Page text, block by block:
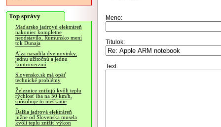
Top správy
Maďarsko jadrovú elektráreň
nakoniec kompletne
neodstavilo, Rumunsko mení
tok Dunaja
Alza nasadila dve novinky,
jednu užitočnú a jednu
kontroverznú
Slovensko.sk má opäť
technické problémy
Železnice znižujú kvôli teplu
rýchlosť iba na 50 km/h,
spôsobuje to meškanie
Ďalšia jadrová elektráreň
južne od Slovenska musela
kvôli teplu znížiť výkon
Meno:
Titulok:
Text: